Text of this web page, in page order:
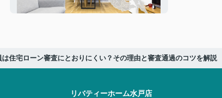
は住宅ローン審査にとおりにくい？その理由と審査通過のコツを解説
リバティーホーム水戸店